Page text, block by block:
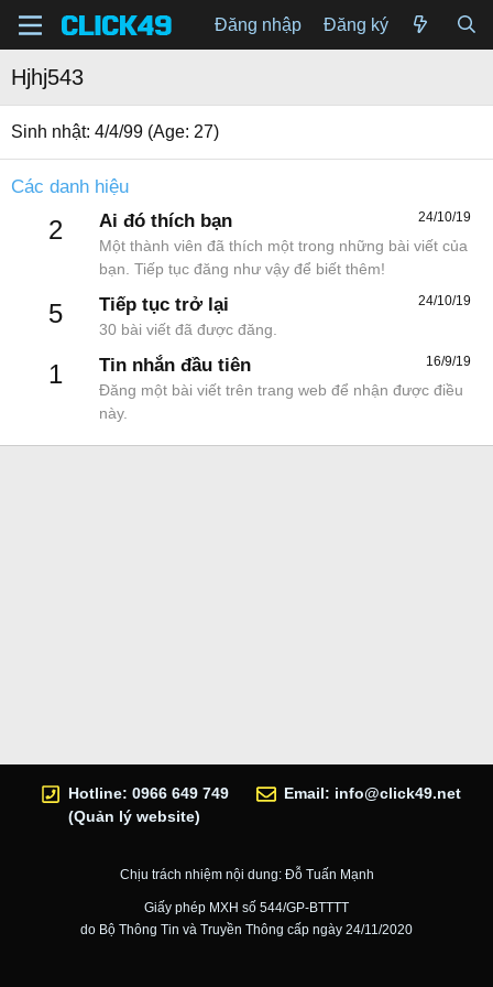
Đăng nhập Đăng ký
Hjhj543
Sinh nhật 4/4/99 (Age: 27)
Các danh hiệu
2 24/10/19
Ai đó thích bạn
Một thành viên đã thích một trong những bài viết của
bạn. Tiếp tục đăng như vậy để biết thêm!
5 24/10/19
Tiếp tục trở lại
30 bài viết đã được đăng.
1 16/9/19
Tin nhắn đầu tiên
Đăng một bài viết trên trang web để nhận được điều
này.
Hotline: 0966 649 749
(Quản lý website)
Email: info@click49.net
Chịu trách nhiệm nội dung: Đỗ Tuấn Mạnh
Giấy phép MXH số 544/GP-BTTTT
do Bộ Thông Tin và Truyền Thông cấp ngày 24/11/2020